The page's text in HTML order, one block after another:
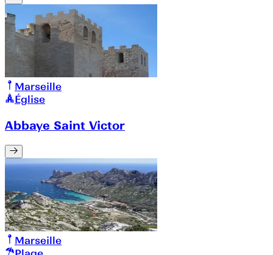
Marseille
Église
Abbaye Saint Victor
Marseille